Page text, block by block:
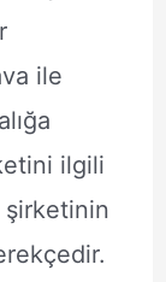
ile
ilgili